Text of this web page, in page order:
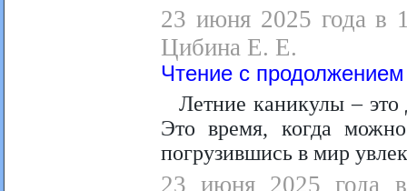
23 июня 2025 года в
Цибина Е. Е.
Чтение с продолжением
Летние каникулы –
Это время, когда
погрузившись в мир
23 июня 2025 года в